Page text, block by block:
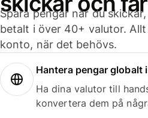
Spara pengar när du
betalt i över 40+ valutor.
konto, när det behövs.
Hantera pengar globalt
Ha dina valutor till
konvertera dem på